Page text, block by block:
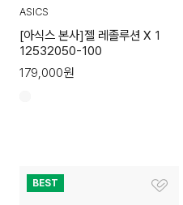
ASICS
[아식스 본사]젤 레졸루션 X 1
12532050-100
179,000원
BEST